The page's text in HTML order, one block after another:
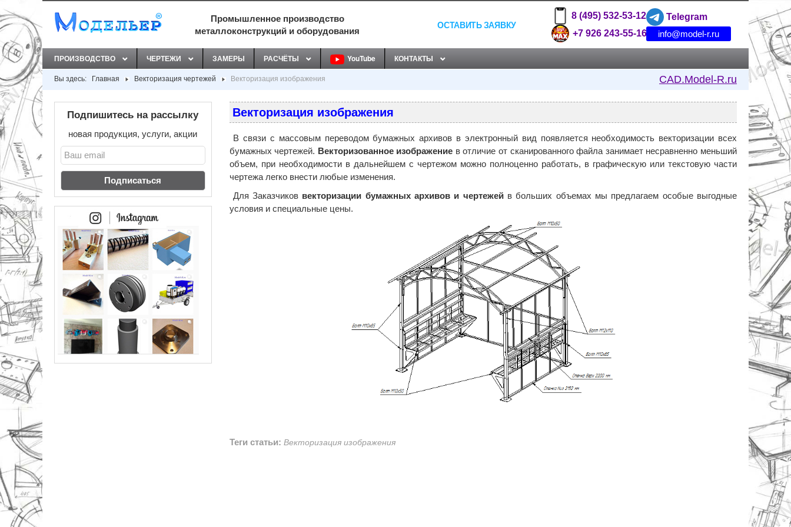
Промышленное производство
металлоконструкций и оборудования
ОСТАВИТЬ ЗАЯВКУ
8 (495) 532-53-12
+7 926 243-55-16
Telegram
info@model-r.ru
ПРОИЗВОДСТВО ЧЕРТЕЖИ ЗАМЕРЫ РАСЧЁТЫ YouTube КОНТАКТЫ
Вы здесь: Главная Векторизация чертежей Векторизация изображения CAD.Model-R.ru
Векторизация изображения
В связи с массовым переводом бумажных архивов в электронный вид появляется необходимость векторизации всех
бумажных чертежей. Векторизованное изображение в отличие от сканированного файла занимает несравненно меньший
объем, при необходимости в дальнейшем с чертежом можно полноценно работать, в графическую или текстовую части
чертежа легко внести любые изменения.
Для Заказчиков векторизации бумажных архивов и чертежейв больших объемах мы предлагаем особые выгодные
условия и специальные цены.
Теги статьи: Векторизация изображения
Подпишитесь на рассылку
новая продукция, услуги, акции